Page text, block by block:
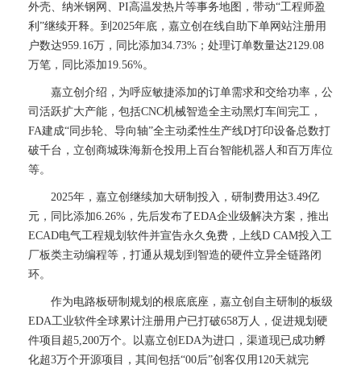
外壳、纳米钢网、PI高温发热片等事务地图，带动“工程师盈
利”继续开释。到2025年底，嘉立创在线自助下单网站注册用
户数达959.16万，同比添加34.73%；处理订单数量达2129.08
万笔，同比添加19.56%。
嘉立创介绍，为呼应敏捷添加的订单需求和交给功率，公
司活跃扩大产能，包括CNC机械智造全主动黑灯车间完工，
FA建成“同步轮、导向轴”全主动柔性生产线D打印设备总数打
破千台，立创商城珠海新仓投用上百台智能机器人和百万库位
等。
2025年，嘉立创继续加大研制投入，研制费用达3.49亿
元，同比添加6.26%，先后发布了EDA企业级解决方案，推出
ECAD电气工程规划软件并宣告永久免费，上线D CAM投入工
厂板类主动编程等，打通从规划到智造的硬件立异全链路闭
环。
作为电路板研制规划的根底底座，嘉立创自主研制的板级
EDA工业软件全球累计注册用户已打破658万人，促进规划硬
件项目超5,200万个。以嘉立创EDA为进口，渠道现已成功孵
化超3万个开源项目，其间包括“00后”创客仅用120天就完